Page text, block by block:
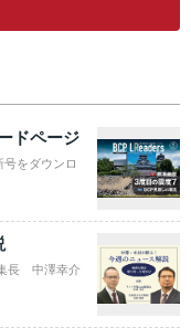
ドページ
をダウンロ
長 中澤幸介